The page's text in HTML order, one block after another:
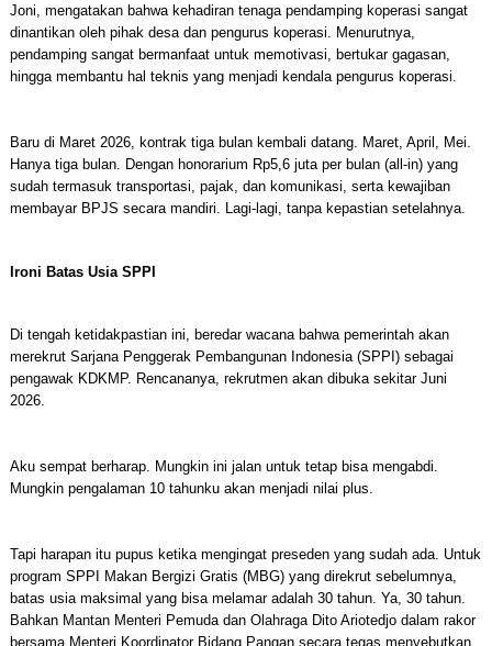
Joni, mengatakan bahwa kehadiran tenaga pendamping koperasi sangat
dinantikan oleh pihak desa dan pengurus koperasi. Menurutnya,
pendamping sangat bermanfaat untuk memotivasi, bertukar gagasan,
hingga membantu hal teknis yang menjadi kendala pengurus koperasi.
Baru di Maret 2026, kontrak tiga bulan kembali datang. Maret, April, Mei.
Hanya tiga bulan. Dengan honorarium Rp5,6 juta per bulan (all-in) yang
sudah termasuk transportasi, pajak, dan komunikasi, serta kewajiban
membayar BPJS secara mandiri. Lagi-lagi, tanpa kepastian setelahnya.
Ironi Batas Usia SPPI
Di tengah ketidakpastian ini, beredar wacana bahwa pemerintah akan
merekrut Sarjana Penggerak Pembangunan Indonesia (SPPI) sebagai
pengawak KDKMP. Rencananya, rekrutmen akan dibuka sekitar Juni
2026.
Aku sempat berharap. Mungkin ini jalan untuk tetap bisa mengabdi.
Mungkin pengalaman 10 tahunku akan menjadi nilai plus.
Tapi harapan itu pupus ketika mengingat preseden yang sudah ada. Untuk
program SPPI Makan Bergizi Gratis (MBG) yang direkrut sebelumnya,
batas usia maksimal yang bisa melamar adalah 30 tahun. Ya, 30 tahun.
Bahkan Mantan Menteri Pemuda dan Olahraga Dito Ariotedjo dalam rakor
bersama Menteri Koordinator Bidang Pangan secara tegas menyebutkan